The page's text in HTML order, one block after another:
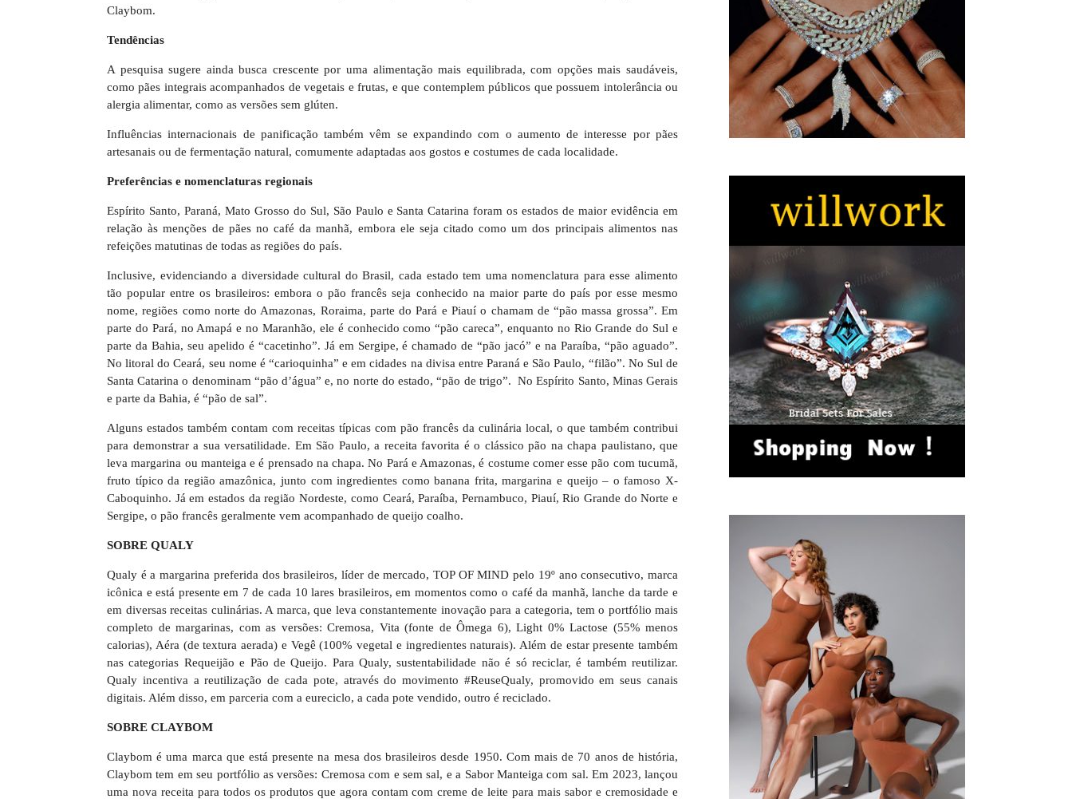
Claybom.
Tendências
A pesquisa sugere ainda busca crescente por uma alimentação mais equilibrada, com opções mais saudáveis,
como pães integrais acompanhados de vegetais e frutas, e que contemplem públicos que possuem intolerância ou
alergia alimentar, como as versões sem glúten.
Influências internacionais de panificação também vêm se expandindo com o aumento de interesse por pães
artesanais ou de fermentação natural, comumente adaptadas aos gostos e costumes de cada localidade.
Preferências e nomenclaturas regionais
Espírito Santo, Paraná, Mato Grosso do Sul, São Paulo e Santa Catarina foram os estados de maior evidência em
relação às menções de pães no café da manhã, embora ele seja citado como um dos principais alimentos nas
refeições matutinas de todas as regiões do país.
Inclusive, evidenciando a diversidade cultural do Brasil, cada estado tem uma nomenclatura para esse alimento
tão popular entre os brasileiros: embora o pão francês seja conhecido na maior parte do país por esse mesmo
nome, regiões como norte do Amazonas, Roraima, parte do Pará e Piauí o chamam de “pão massa grossa”. Em
parte do Pará, no Amapá e no Maranhão, ele é conhecido como “pão careca”, enquanto no Rio Grande do Sul e
parte da Bahia, seu apelido é “cacetinho”. Já em Sergipe, é chamado de “pão jacó” e na Paraíba, “pão aguado”.
No litoral do Ceará, seu nome é “carioquinha” e em cidades na divisa entre Paraná e São Paulo, “filão”. No Sul de
Santa Catarina o denominam “pão d’água” e, no norte do estado, “pão de trigo”. No Espírito Santo, Minas Gerais
e parte da Bahia, é “pão de sal”.
Alguns estados também contam com receitas típicas com pão francês da culinária local, o que também contribui
para demonstrar a sua versatilidade. Em São Paulo, a receita favorita é o clássico pão na chapa paulistano, que
leva margarina ou manteiga e é prensado na chapa. No Pará e Amazonas, é costume comer esse pão com tucumã,
fruto típico da região amazônica, junto com ingredientes como banana frita, margarina e queijo – o famoso X-
Caboquinho. Já em estados da região Nordeste, como Ceará, Paraíba, Pernambuco, Piauí, Rio Grande do Norte e
Sergipe, o pão francês geralmente vem acompanhado de queijo coalho.
SOBRE QUALY
Qualy é a margarina preferida dos brasileiros, líder de mercado, TOP OF MIND pelo 19º ano consecutivo, marca
icônica e está presente em 7 de cada 10 lares brasileiros, em momentos como o café da manhã, lanche da tarde e
em diversas receitas culinárias. A marca, que leva constantemente inovação para a categoria, tem o portfólio mais
completo de margarinas, com as versões: Cremosa, Vita (fonte de Ômega 6), Light 0% Lactose (55% menos
calorias), Aéra (de textura aerada) e Vegê (100% vegetal e ingredientes naturais). Além de estar presente também
nas categorias Requeijão e Pão de Queijo. Para Qualy, sustentabilidade não é só reciclar, é também reutilizar.
Qualy incentiva a reutilização de cada pote, através do movimento #ReuseQualy, promovido em seus canais
digitais. Além disso, em parceria com a eureciclo, a cada pote vendido, outro é reciclado.
SOBRE CLAYBOM
Claybom é uma marca que está presente na mesa dos brasileiros desde 1950. Com mais de 70 anos de história,
Claybom tem em seu portfólio as versões: Cremosa com e sem sal, e a Sabor Manteiga com sal. Em 2023, lançou
uma nova receita para todos os produtos que agora contam com creme de leite para mais sabor e cremosidade e